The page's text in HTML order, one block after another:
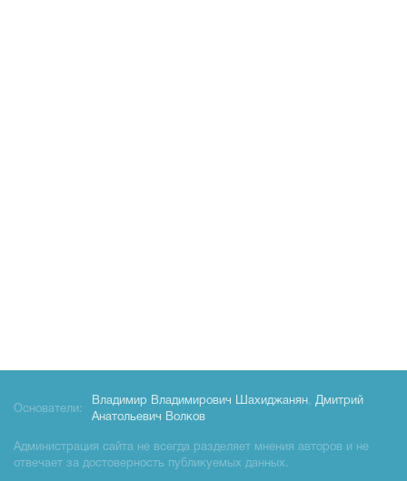
Основатели:
Владимир Владимирович Шахиджанян, Дмитрий
Анатольевич Волков
Администрация сайта не всегда разделяет мнения авторов и не
отвечает за достоверность публикуемых данных.